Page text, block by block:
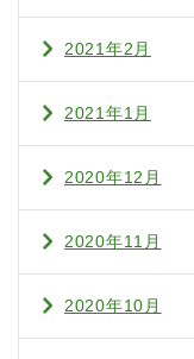
2021年2月
2021年1月
2020年12月
2020年11月
2020年10月